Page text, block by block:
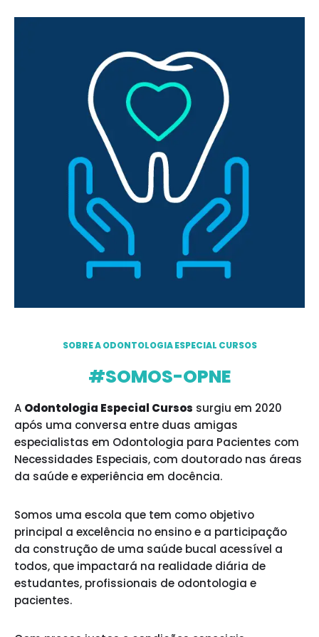
SOBRE A ODONTOLOGIA ESPECIAL CURSOS
#SOMOS-OPNE
A Odontologia Especial Cursos surgiu em 2020
após uma conversa entre duas amigas
especialistas em Odontologia para Pacientes com
Necessidades Especiais, com doutorado nas áreas
da saúde e experiência em docência.
Somos uma escola que tem como objetivo
principal a excelência no ensino e a participação
da construção de uma saúde bucal acessível a
todos, que impactará na realidade diária de
estudantes, profissionais de odontologia e
pacientes.